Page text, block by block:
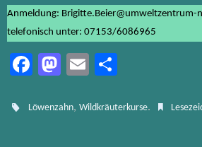
Anmeldung: Brigitte.Beier@umweltzentrum-
telefonisch unter: 07153/6086965
Fa
b
M
to
E
ail n
Löwenzahn,Wildkräuterkurse.